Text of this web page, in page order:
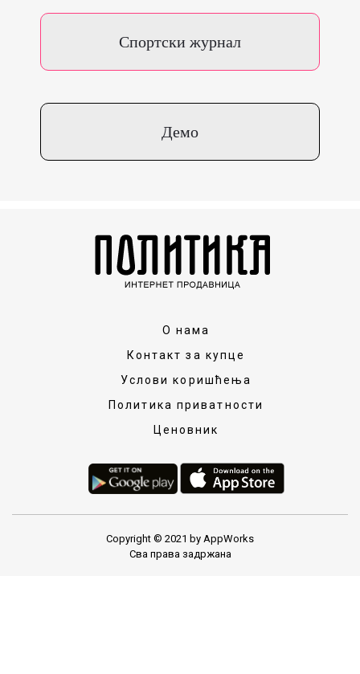
Спортски журнал
Демо
О нама
Контакт за купце
Услови коришћења
Политика приватности
Ценовник
Copyright © 2021 by AppWorks
Сва права задржана